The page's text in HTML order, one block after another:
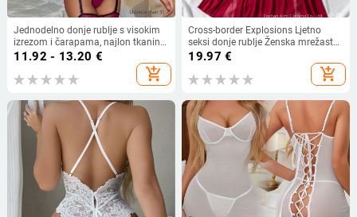
Jednodelno donje rublje s visokim
izrezom i čarapama, najlon tkanina,
90–95% najlona, 161–180 g/m2,
dekolte koji otkriva grudi, proljeće
2025
11.92 - 13.20 €
add_shopping_cart
Cross-border Explosions Ljetno
seksi donje rublje Ženska mrežasta
spavaćica Crvena čipka s vezom
19.97 €
add_shopping_cart